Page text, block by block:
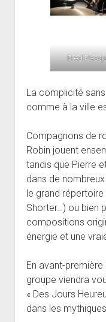
Fred
La complicité
comme à la ville
Compagnons de
Robin jouent
tandis que Pierre
dans de
le grand répertoire
Shorter…) ou bien
compositions
énergie et une
En avant-première
groupe viendra
« Des Jours
dans les